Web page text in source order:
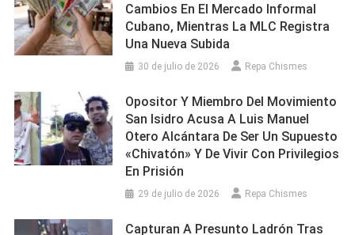
Cambios En El Mercado Informal
Cubano, Mientras La MLC Registra
Una Nueva Subida
30 de julio de 2026 Repa Chismes
Opositor Y Miembro Del Movimiento
San Isidro Acusa A Luis Manuel
Otero Alcántara De Ser Un Supuesto
«chivatón» Y De Vivir Con Privilegios
En Prisión
29 de julio de 2026 Repa Chismes
Capturan A Presunto Ladrón Tras